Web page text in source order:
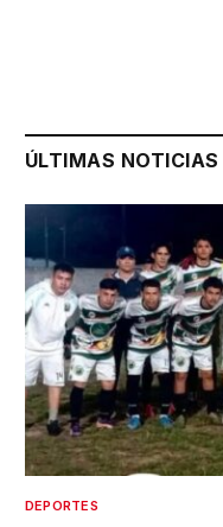
ÚLTIMAS NOTICIAS
DEPORTES